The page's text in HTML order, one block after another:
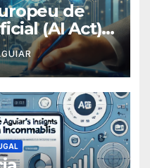
de
(AI Act):
Negócio